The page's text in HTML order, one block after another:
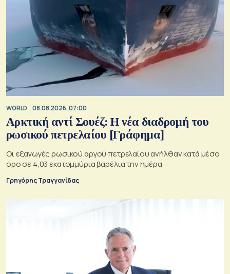
WORLD 08.08.2026, 07:00
Αρκτική αντί Σουέζ: Η νέα διαδρομή του
ρωσικού πετρελαίου [Γράφημα]
Οι εξαγωγές ρωσικού αργού πετρελαίου ανήλθαν κατά μέσο
όρο σε 4,03 εκατομμύρια βαρέλια την ημέρα
Γρηγόρης Τραγγανίδας